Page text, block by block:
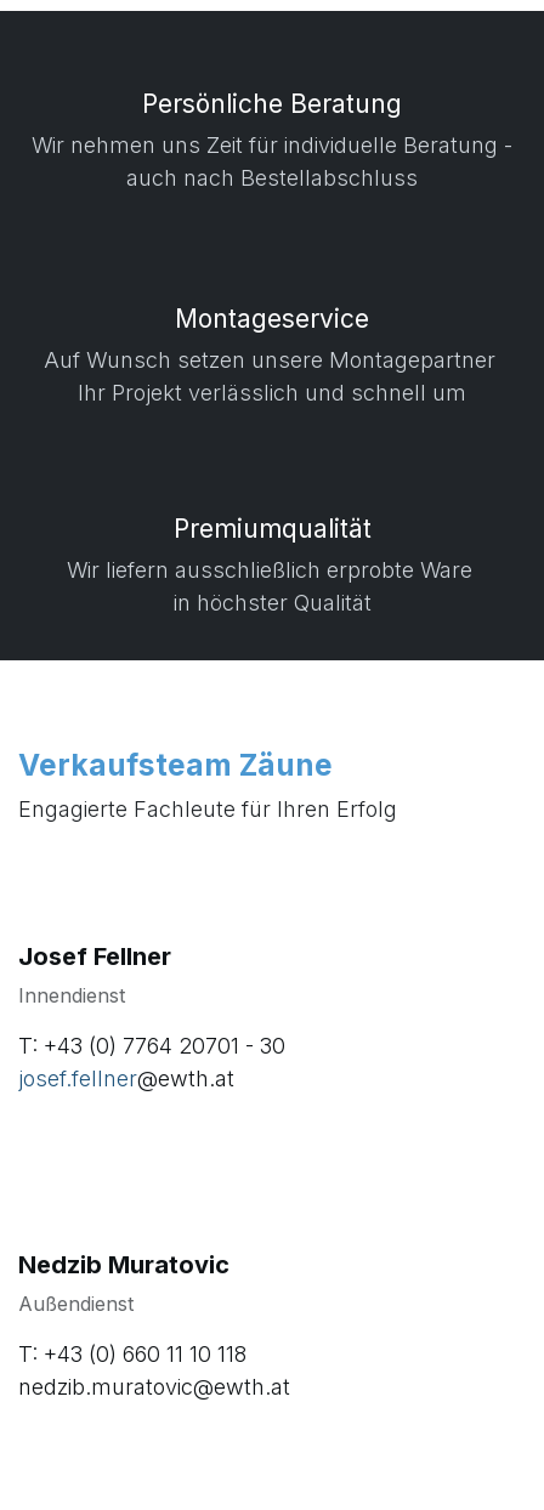
Persönliche Beratung
Wir nehmen uns Zeit für individuelle Beratung -
auch nach Bestellabschluss
Montageservice
Auf Wunsch setzen unsere Montagepartner
Ihr Projekt verlässlich und schnell um
Premiumqualität
Wir liefern ausschließlich erprobte Ware
in höchster Qualität
Verkaufsteam Zäune
Engagierte Fachleute für Ihren Erfolg
Josef Fellner
Innendienst
T: +43 (0) 7764 20701 - 30
josef.fellner@ewth.at
Nedzib Muratovic
Außendienst
T: +43 (0) 660 11 10 118
nedzib.muratovic@ewth.at